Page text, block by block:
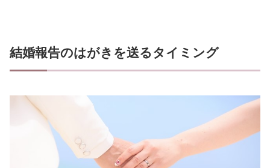
結婚報告のはがきを送るタイミング